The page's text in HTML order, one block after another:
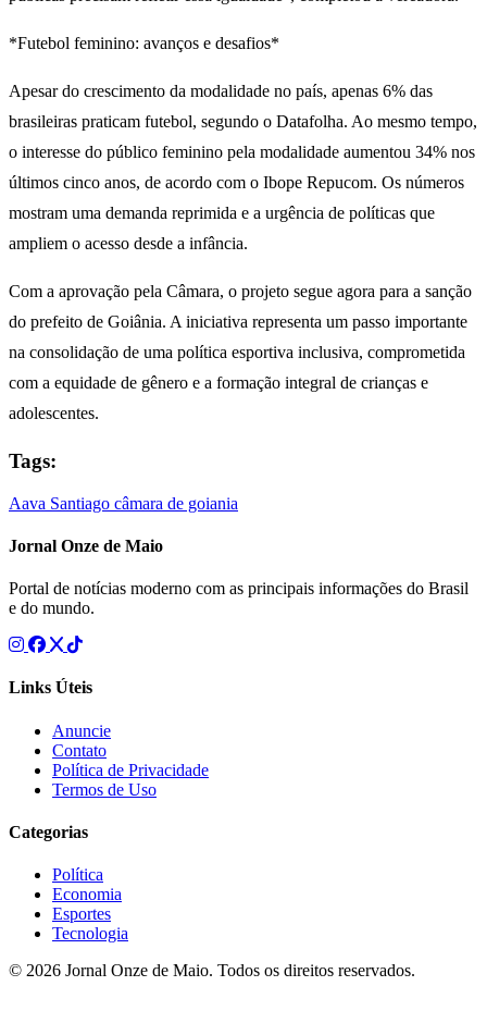
*Futebol feminino: avanços e desafios*
Apesar do crescimento da modalidade no país, apenas 6% das
brasileiras praticam futebol, segundo o Datafolha. Ao mesmo tempo,
o interesse do público feminino pela modalidade aumentou 34% nos
últimos cinco anos, de acordo com o Ibope Repucom. Os números
mostram uma demanda reprimida e a urgência de políticas que
ampliem o acesso desde a infância.
Com a aprovação pela Câmara, o projeto segue agora para a sanção
do prefeito de Goiânia. A iniciativa representa um passo importante
na consolidação de uma política esportiva inclusiva, comprometida
com a equidade de gênero e a formação integral de crianças e
adolescentes.
Tags:
Aava Santiago câmara de goiania
Jornal Onze de Maio
Portal de notícias moderno com as principais informações do Brasil
e do mundo.
Links Úteis
Anuncie
Contato
Política de Privacidade
Termos de Uso
Categorias
Política
Economia
Esportes
Tecnologia
© 2026 Jornal Onze de Maio. Todos os direitos reservados.